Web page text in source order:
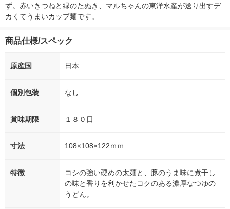
ず。赤いきつねと緑のたぬき、マルちゃんの東洋水産が送り出すデ
カくてうまいカップ麺です。
商品仕様/スペック
原産国 日本
個別包装 なし
賞味期限 １８０日
寸法 108×108×122ｍｍ
特徴
コシの強い硬めの太麺と、豚のうま味に煮干し
の味と香りを利かせたコクのある濃厚なつゆの
うどん。